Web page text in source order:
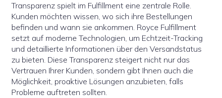
Transparenz spielt im Fulfillment eine zentrale Rolle.
Kunden möchten wissen, wo sich ihre Bestellungen
befinden und wann sie ankommen. Royce Fulfillment
setzt auf moderne Technologien, um Echtzeit-Tracking
und detaillierte Informationen über den Versandstatus
zu bieten. Diese Transparenz steigert nicht nur das
Vertrauen Ihrer Kunden, sondern gibt Ihnen auch die
Möglichkeit, proaktive Lösungen anzubieten, falls
Probleme auftreten sollten.